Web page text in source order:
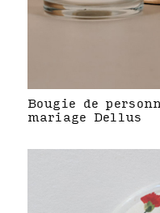
Bougie de
mariage Dellus